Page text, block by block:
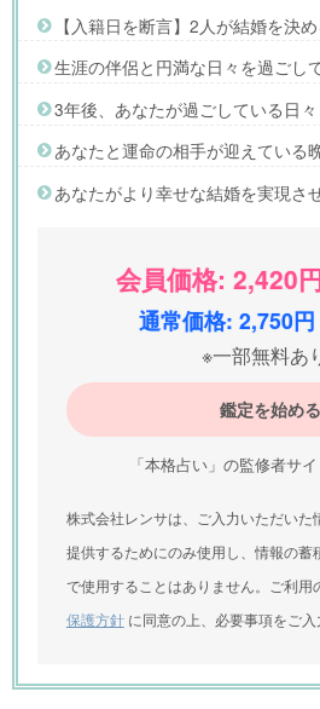
【入籍日を断言】2人が結婚を決
生涯の伴侶と円満な日々を過ごし
3年後、あなたが過ごしている日
あなたと運命の相手が迎えている
あなたがより幸せな結婚を実現さ
会員価格: 2,420
通常価格: 2,750円
※一部無料あ
鑑定を始める
「本格占い」の監修者サ
株式会社レンサは、ご入力いただいた
提供するためにのみ使用し、情報の蓄
で使用することはありません。ご利用
保護方針に同意の上、必要事項をご入